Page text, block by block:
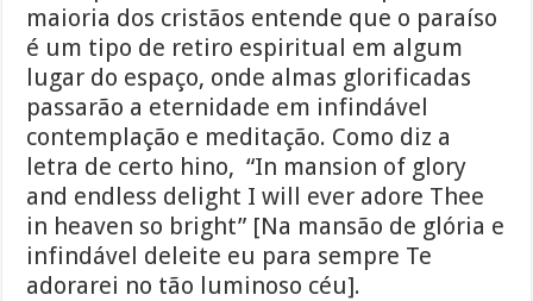
maioria dos cristãos entende que o paraíso
é um tipo de retiro espiritual em algum
lugar do espaço, onde almas glorificadas
passarão a eternidade em infindável
contemplação e meditação. Como diz a
letra de certo hino, “In mansion of glory
and endless delight I will ever adore Thee
in heaven so bright” [Na mansão de glória e
infindável deleite eu para sempre Te
adorarei no tão luminoso céu].